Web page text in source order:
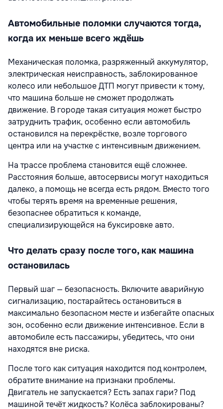
Автомобильные поломки случаются тогда,
когда их меньше всего ждёшь
Механическая поломка, разряженный аккумулятор,
электрическая неисправность, заблокированное
колесо или небольшое ДТП могут привести к тому,
что машина больше не сможет продолжать
движение. В городе такая ситуация может быстро
затруднить трафик, особенно если автомобиль
остановился на перекрёстке, возле торгового
центра или на участке с интенсивным движением.
На трассе проблема становится ещё сложнее.
Расстояния больше, автосервисы могут находиться
далеко, а помощь не всегда есть рядом. Вместо того
чтобы терять время на временные решения,
безопаснее обратиться к команде,
специализирующейся на буксировке авто.
Что делать сразу после того, как машина
остановилась
Первый шаг — безопасность. Включите аварийную
сигнализацию, постарайтесь остановиться в
максимально безопасном месте и избегайте опасных
зон, особенно если движение интенсивное. Если в
автомобиле есть пассажиры, убедитесь, что они
находятся вне риска.
После того как ситуация находится под контролем,
обратите внимание на признаки проблемы.
Двигатель не запускается? Есть запах гари? Под
машиной течёт жидкость? Колёса заблокированы?